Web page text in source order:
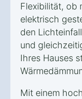
Flexibilität, ob
elektrisch
den
und
Ihres Hauses
Mit einem